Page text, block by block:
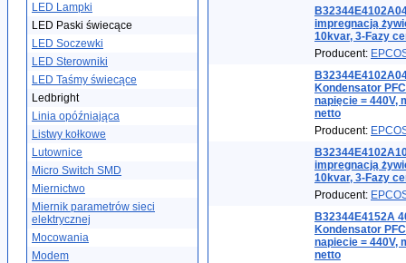
LED Lampki
LED Paski świecące
LED Soczewki
LED Sterowniki
LED Taśmy świecące
Ledbright
Linia opóźniająca
Listwy kołkowe
Lutownice
Micro Switch SMD
Miernictwo
Miernik parametrów sieci
elektrycznej
Mocowania
Modem
impregnacją
10kvar, 3-Fazy
Producent:
Kondensator
napięcie = 440V,
netto
Producent:
impregnacją
10kvar, 3-Fazy
Producent:
B32344E4152A
Kondensator
napiecie = 440V,
netto